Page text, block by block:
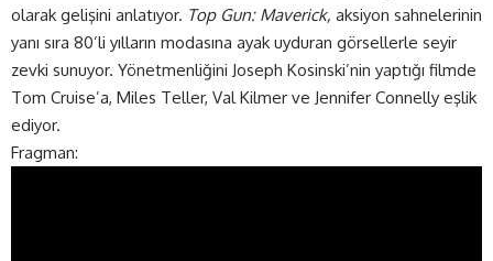
olarak gelişini anlatıyor. Top Gun: Maverick, aksiyon sahnelerinin
yanı sıra 80’li yılların modasına ayak uyduran görsellerle seyir
zevki sunuyor. Yönetmenliğini Joseph Kosinski’nin yaptığı filmde
Tom Cruise’a, Miles Teller, Val Kilmer ve Jennifer Connelly eşlik
ediyor.
Fragman: